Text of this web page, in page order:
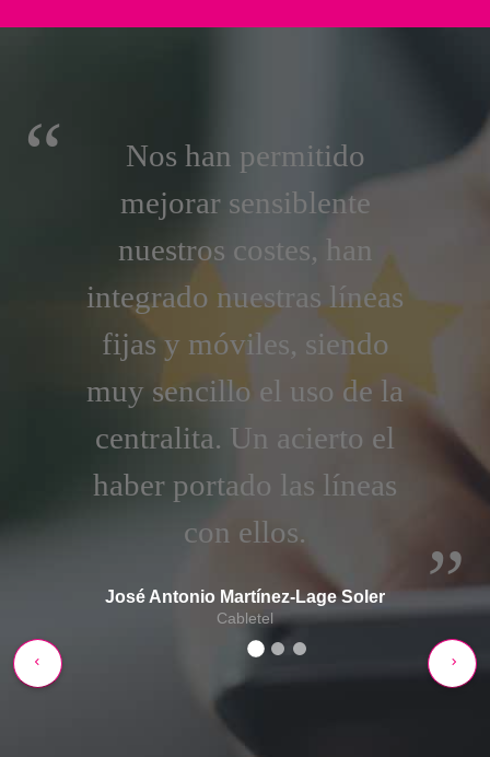
Nos han permitido
mejorar sensiblente
nuestros costes, han
integrado nuestras líneas
fijas y móviles, siendo
muy sencillo el uso de la
centralita. Un acierto el
haber portado las líneas
con ellos.
José Antonio Martínez-Lage Soler
Cabletel